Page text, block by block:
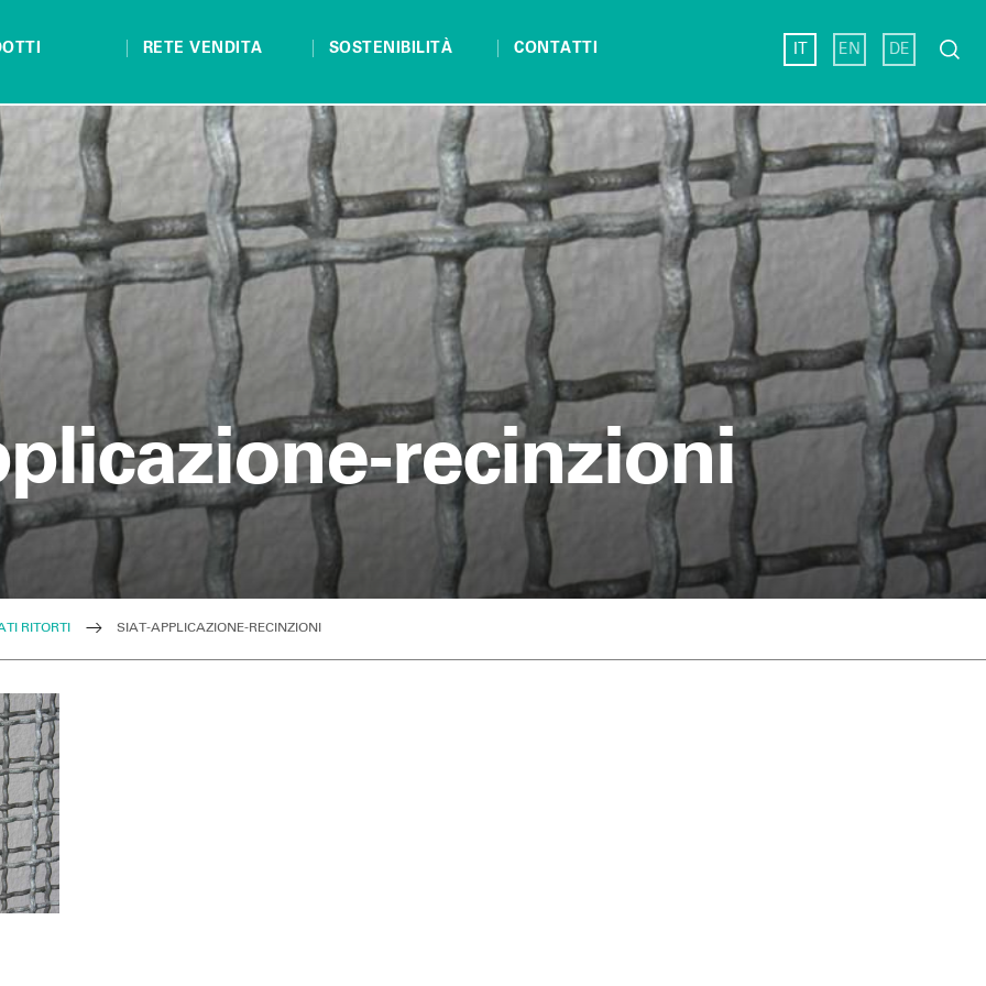
RETE VENDITA SOSTENIBILITÀ CONTATTI EN DE
recinzioni
RITORTI SIAT-APPLICAZIONE-RECINZIONI